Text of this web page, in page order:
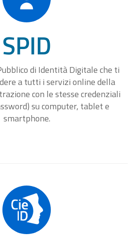
SPID
di Identità Digitale che ti
a tutti i servizi online della
con le stesse credenziali
su computer, tablet e
smartphone.